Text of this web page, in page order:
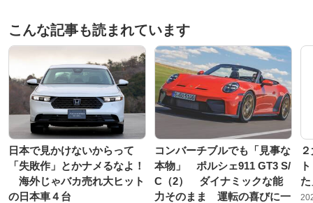
こんな記事も読まれています
日本で見かけないからって
「失敗作」とかナメるなよ！
海外じゃバカ売れ大ヒット
の日本車４台
コンバーチブルでも「見事な
本物」 ポルシェ911 GT3 S/
C（2） ダイナミックな能
力そのまま 運転の喜びに一